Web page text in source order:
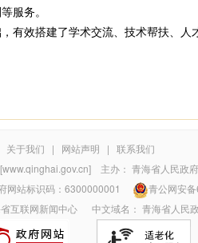
服务。
效搭建了学术交流、技术帮扶、人
关于我们 | 网站声明 | 联系我们
主办： 青海省人民政府
站标识码：6300000001
青公网安
互联网新闻中心中文域名： 青海省人民